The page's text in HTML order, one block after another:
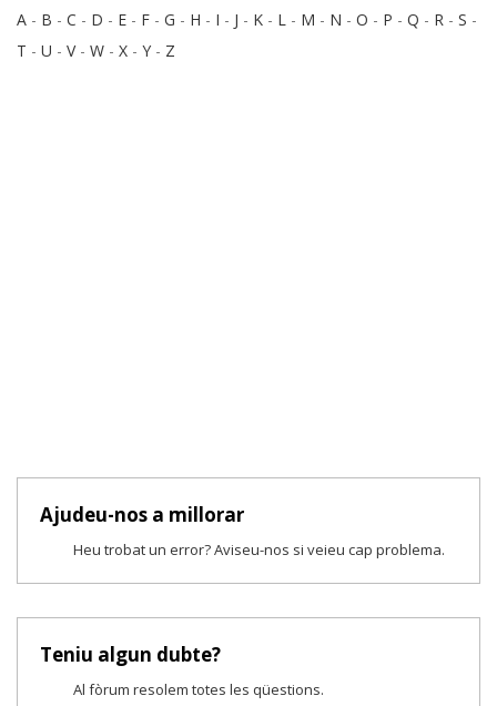
A - B - C - D - E - F - G - H - I - J - K - L - M - N - O - P - Q - R - S -
T - U - V- W - X - Y - Z
Ajudeu-nos a millorar
Heu trobat un error? Aviseu-nos si veieu cap problema.
Teniu algun dubte?
Al fòrum resolem totes les qüestions.